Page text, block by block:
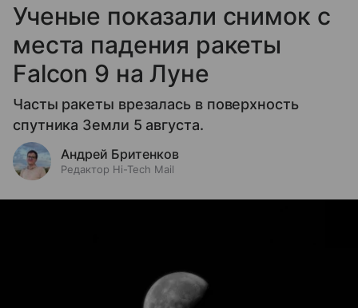
Ученые показали снимок с
места падения ракеты
Falcon 9 на Луне
Часты ракеты врезалась в поверхность
спутника Земли 5 августа.
Андрей Бритенков
Редактор Hi-Tech Mail